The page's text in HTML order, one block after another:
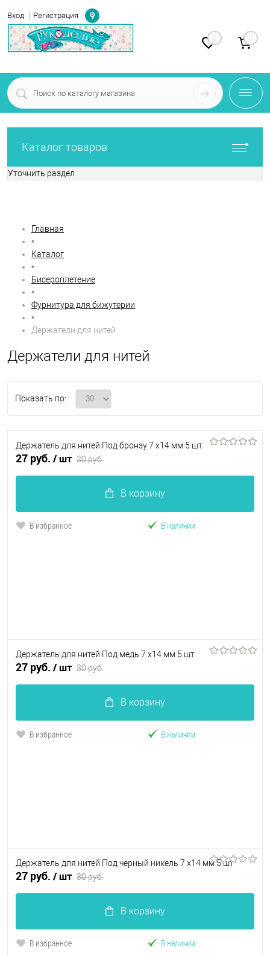
Вход Регистрация
Определение
0 0
Каталог товаров
Уточнить раздел
Главная
•
Каталог
•
Бисероплетение
•
Фурнитура для бижутерии
•
Держатели для нитей
Держатели для нитей
Показать по:
Держатель для нитей Под бронзу 7 х14 мм 5 шт
27 руб. / шт 30 руб.
В корзину
В избранное В наличии
Держатель для нитей Под медь 7 х14 мм 5 шт
27 руб. / шт 30 руб.
В корзину
В избранное В наличии
Держатель для нитей Под черный никель 7 х14 мм 5 шт
27 руб. / шт 30 руб.
В корзину
В избранное В наличии